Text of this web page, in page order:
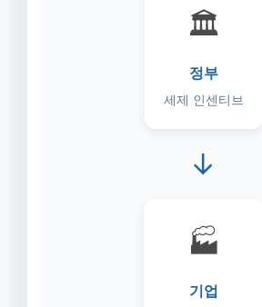
🏛️
정부
세제 인센티브
→
🏭
기업